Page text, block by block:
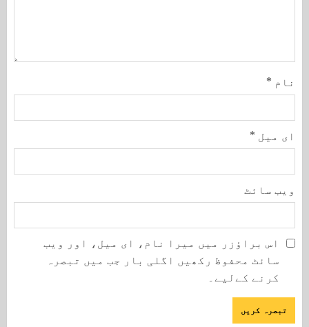
نام *
ای میل *
ویب‌ سائٹ
اس براؤزر میں میرا نام، ای میل، اور ویب
سائٹ محفوظ رکھیں اگلی بار جب میں تبصرہ
کرنے کےلیے۔